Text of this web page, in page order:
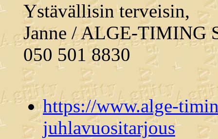
Ystävällisin terveisin,
Janne / ALGE-TIMING
050 501 8830
https://www.alge-
juhlavuositarjous